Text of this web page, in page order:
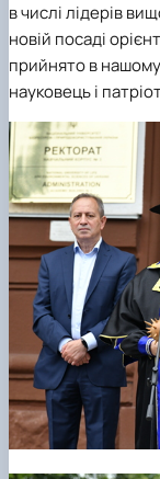
в числі лідерів
новій посаді
прийнято в нашому
науковець і